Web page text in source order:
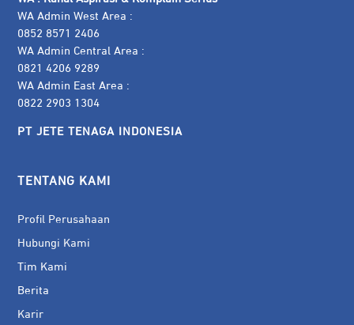
WA Admin West Area :
0852 8571 2406
WA Admin Central Area :
0821 4206 9289
WA Admin East Area :
0822 2903 1304
PT JETE TENAGA INDONESIA
TENTANG KAMI
Profil Perusahaan
Hubungi Kami
Tim Kami
Berita
Karir